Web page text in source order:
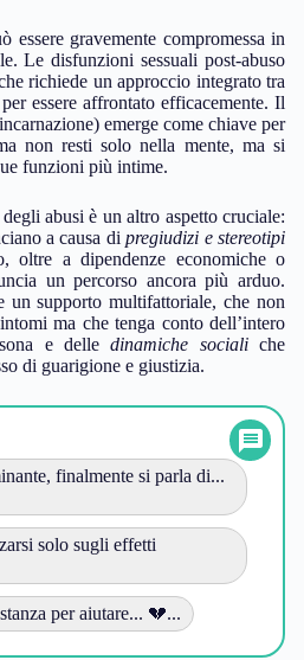
essere gravemente compromessa in
Le disfunzioni sessuali post-abuso
richiede un approccio integrato tra
essere affrontato efficacemente. Il
emerge come chiave per
non resti solo nella mente, ma si
funzioni più intime.
abusi è un altro aspetto cruciale:
a causa dipregiudizi e stereotipi
oltre a dipendenze economiche o
un percorso ancora più arduo.
un supporto multifattoriale, che non
ma che tenga conto dell’intero
e delledinamiche socialiche
di guarigione e giustizia.
finalmente si parla di...
solo sugli effetti
per aiutare... 💔...